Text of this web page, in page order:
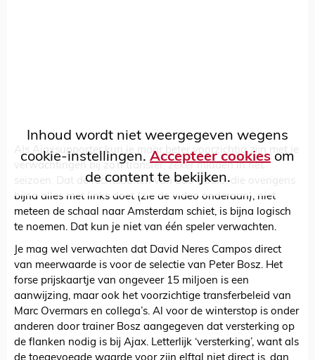
Inhoud wordt niet weergegeven wegens
cookie-instellingen.Accepteer cookies om
de content te bekijken.
Als Ajaxsupporter kun je maar beter voorzichtig zijn met je
verwachtingen bij zo’n transfer, zeker midden in het
seizoen. Dat de rechtsbuiten van São Paulo, die overigens
bijna alles met links doet (zie de video onderaan), niet
meteen de schaal naar Amsterdam schiet, is bijna logisch
te noemen. Dat kun je niet van één speler verwachten.
Je mag wel verwachten dat David Neres Campos direct
van meerwaarde is voor de selectie van Peter Bosz. Het
forse prijskaartje van ongeveer 15 miljoen is een
aanwijzing, maar ook het voorzichtige transferbeleid van
Marc Overmars en collega’s. Al voor de winterstop is onder
anderen door trainer Bosz aangegeven dat versterking op
de flanken nodig is bij Ajax. Letterlijk ‘versterking’, want als